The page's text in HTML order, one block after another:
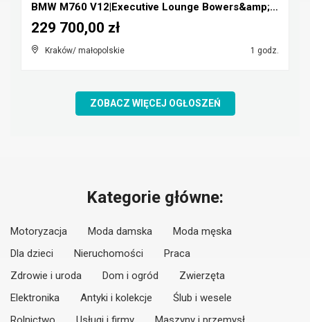
BMW M760 V12|Executive Lounge Bowers&amp;Wilkins|L...
Kraków/ małopolskie 1 godz.
229 700,00 zł
ZOBACZ WIĘCEJ OGŁOSZEŃ
Kategorie główne:
Motoryzacja Moda damska
Moda męska
Dla dzieci
Nieruchomości
Praca
Zdrowie i uroda
Dom i ogród
Zwierzęta
Elektronika
Antyki i kolekcje
Ślub i wesele